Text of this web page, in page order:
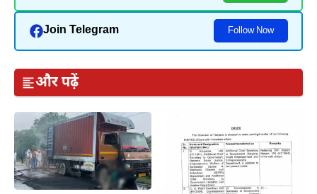
Join Telegram Follow Now
और पढ़ें